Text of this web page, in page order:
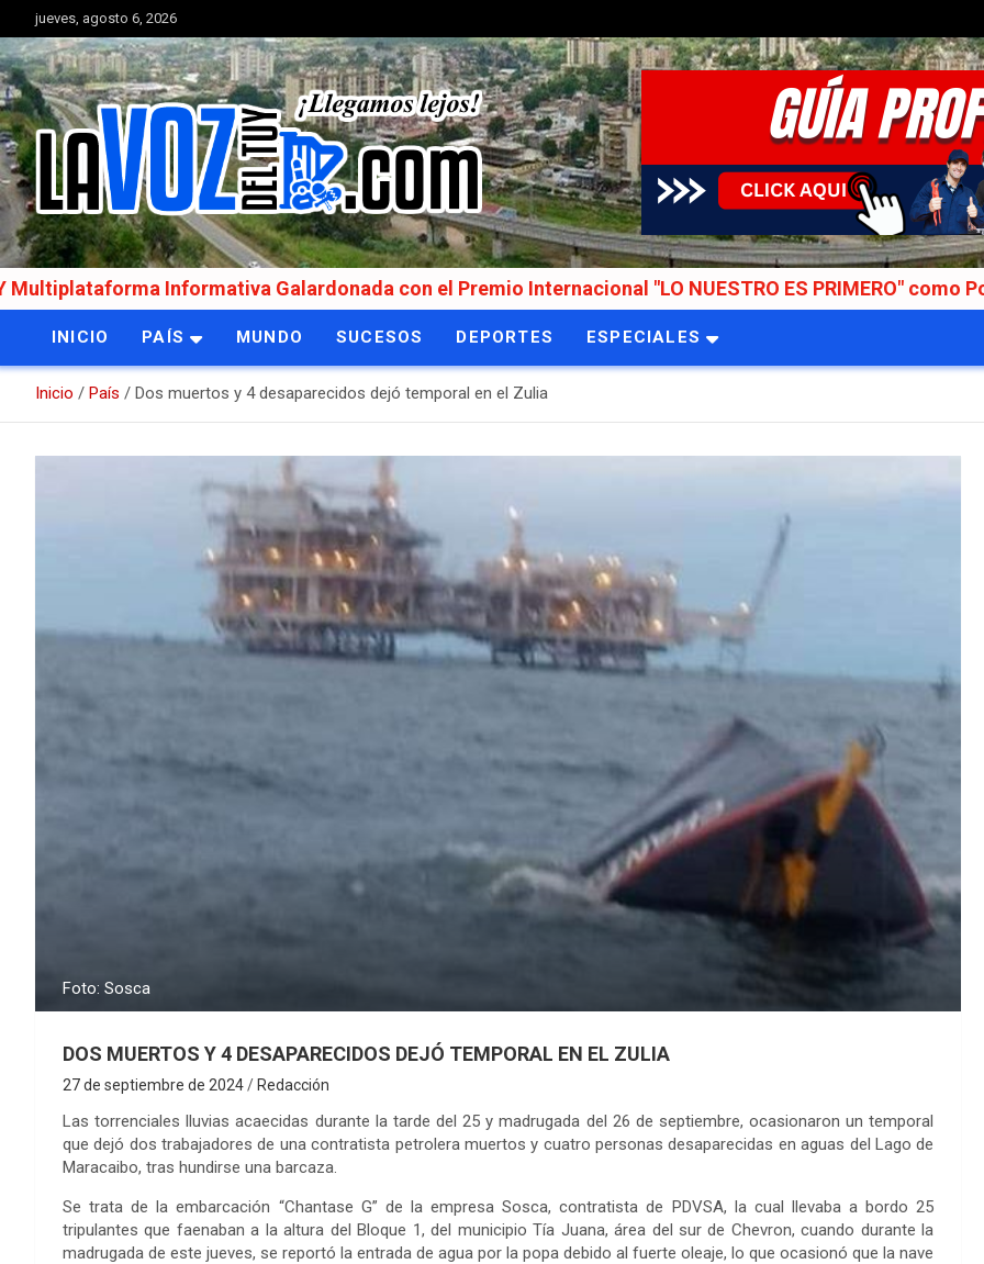
Saltar
al
contenido
jueves, agosto 6, 2026
La Voz del Tuy
Portal de noticias
Informativa Galardonada con el Premio Internacional "LO NUESTRO ES PRIMERO" como Portal de
INICIO PAÍS MUNDO SUCESOS DEPORTES ESPECIALES
Inicio País Dos muertos y 4 desaparecidos dejó temporal en el Zulia
Foto: Sosca
DOS MUERTOS Y 4 DESAPARECIDOS DEJÓ TEMPORAL EN EL ZULIA
27 de septiembre de 2024 Redacción
Las torrenciales lluvias acaecidas durante la tarde del 25 y madrugada del 26 de septiembre, ocasionaron un temporal
que dejó dos trabajadores de una contratista petrolera muertos y cuatro personas desaparecidas en aguas del Lago de
Maracaibo, tras hundirse una barcaza.
Se trata de la embarcación “Chantase G” de la empresa Sosca, contratista de PDVSA, la cual llevaba a bordo 25
tripulantes que faenaban a la altura del Bloque 1, del municipio Tía Juana, área del sur de Chevron, cuando durante la
madrugada de este jueves, se reportó la entrada de agua por la popa debido al fuerte oleaje, lo que ocasionó que la nave